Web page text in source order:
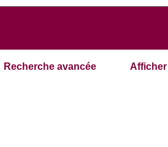
Recherche avancée